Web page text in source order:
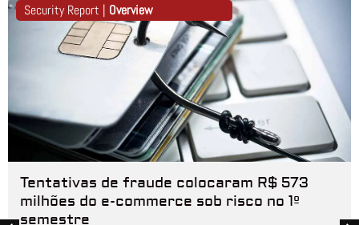
Security Report | Overview
Tentativas de fraude colocaram R$ 573
milhões do e-commerce sob risco no 1º
semestre